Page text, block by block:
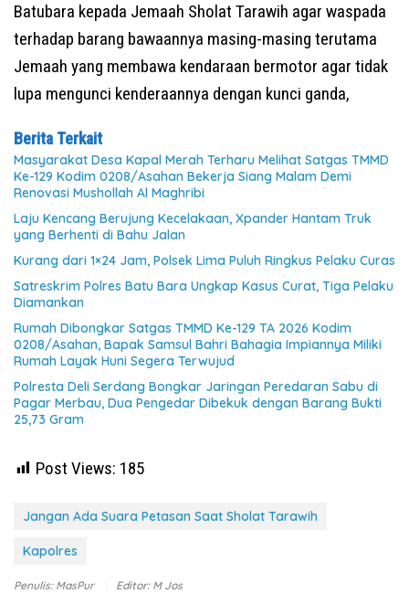
Batubara kepada Jemaah Sholat Tarawih agar waspada
terhadap barang bawaannya masing-masing terutama
Jemaah yang membawa kendaraan bermotor agar tidak
lupa mengunci kenderaannya dengan kunci ganda,
Berita Terkait
Masyarakat Desa Kapal Merah Terharu Melihat Satgas TMMD
Ke-129 Kodim 0208/Asahan Bekerja Siang Malam Demi
Renovasi Mushollah Al Maghribi
Laju Kencang Berujung Kecelakaan, Xpander Hantam Truk
yang Berhenti di Bahu Jalan
Kurang dari 1×24 Jam, Polsek Lima Puluh Ringkus Pelaku Curas
Satreskrim Polres Batu Bara Ungkap Kasus Curat, Tiga Pelaku
Diamankan
Rumah Dibongkar Satgas TMMD Ke-129 TA 2026 Kodim
0208/Asahan, Bapak Samsul Bahri Bahagia Impiannya Miliki
Rumah Layak Huni Segera Terwujud
Polresta Deli Serdang Bongkar Jaringan Peredaran Sabu di
Pagar Merbau, Dua Pengedar Dibekuk dengan Barang Bukti
25,73 Gram
Post Views: 185
Jangan Ada Suara Petasan Saat Sholat Tarawih
Kapolres
Penulis: MasPur Editor: M Jos